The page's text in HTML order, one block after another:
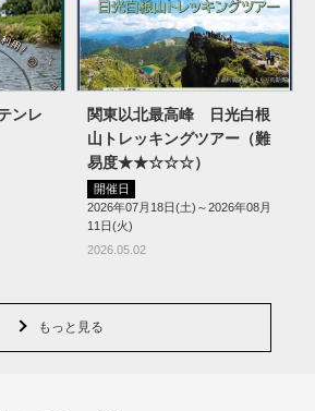
ンレ
関東以北最高峰 日光白根
山トレッキングツアー（難
易度★★☆☆☆）
開催日
2026年07月18日(土)～2026年08月
11日(火)
2026.05.02
もっと見る